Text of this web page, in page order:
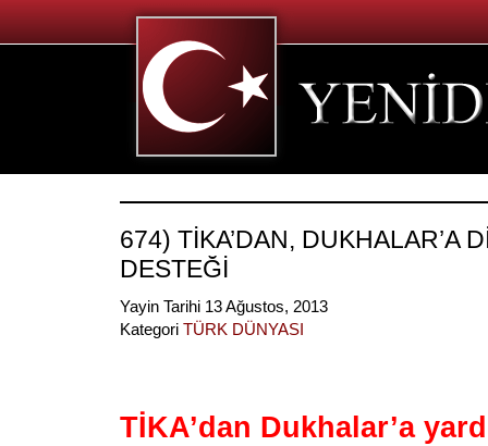
674) TİKA’DAN, DUKHALAR’A
DESTEĞİ
Yayin Tarihi 13 Ağustos, 2013
Kategori TÜRK DÜNYASI
TİKA’dan Dukhalar’a